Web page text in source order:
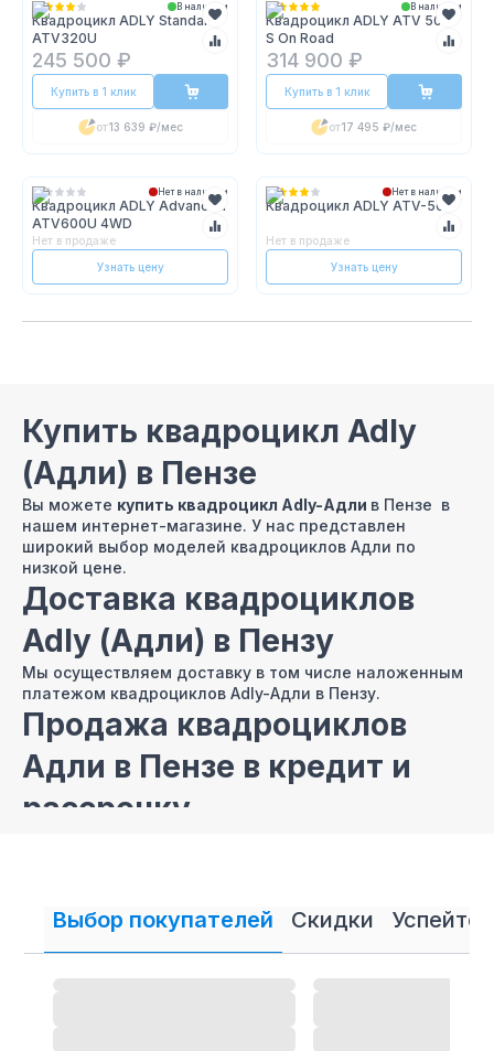
В наличии
Квадроцикл ADLY Standard
ATV320U
245 500 ₽
Купить в 1 клик
от13 639 ₽/мес
В наличии
Квадроцикл ADLY ATV 500
S On Road
314 900 ₽
Купить в 1 клик
от17 495 ₽/мес
Нет в наличии
Квадроцикл ADLY Advanced
ATV600U 4WD
Нет в продаже
Узнать цену
Нет в наличии
Квадроцикл ADLY ATV-50
Нет в продаже
Узнать цену
Купить квадроцикл Adly
(Адли) в Пензе
Вы можете купить квадроцикл Adly-Адли в Пензе в
нашем интернет-магазине. У нас представлен
широкий выбор моделей квадроциклов Адли по
низкой цене.
Доставка квадроциклов
Adly (Адли) в Пензу
Мы осуществляем доставку в том числе наложенным
платежом квадроциклов Adly-Адли в Пензу.
Продажа квадроциклов
Адли в Пензе в кредит и
рассрочку
Выбор покупателей Скидки Успейте